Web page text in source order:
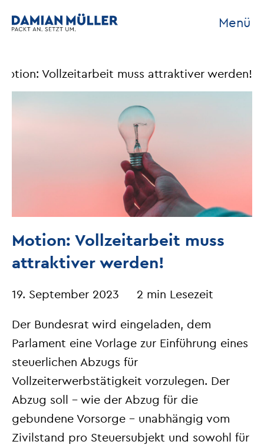
Menü
Vollzeitarbeit muss attraktiver werden!
Motion: Vollzeitarbeit muss
attraktiver werden!
19. September 2023
2 min Lesezeit
Der Bundesrat wird eingeladen, dem
Parlament eine Vorlage zur Einführung eines
steuerlichen Abzugs für
Vollzeiterwerbstätigkeit vorzulegen. Der
Abzug soll – wie der Abzug für die
gebundene Vorsorge – unabhängig vom
Zivilstand pro Steuersubjekt und sowohl für